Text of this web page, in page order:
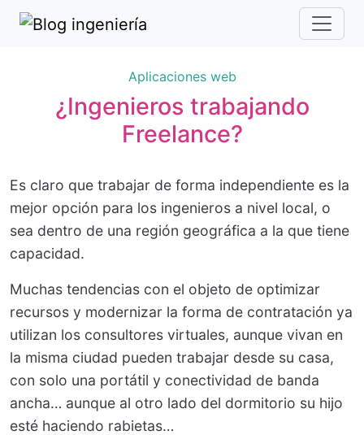
Aplicaciones web
¿Ingenieros trabajando
Freelance?
Es claro que trabajar de forma independiente es la
mejor opción para los ingenieros a nivel local, o
sea dentro de una región geográfica a la que tiene
capacidad.
Muchas tendencias con el objeto de optimizar
recursos y modernizar la forma de contratación ya
utilizan los consultores virtuales, aunque vivan en
la misma ciudad pueden trabajar desde su casa,
con solo una portátil y conectividad de banda
ancha… aunque al otro lado del dormitorio su hijo
esté haciendo rabietas…